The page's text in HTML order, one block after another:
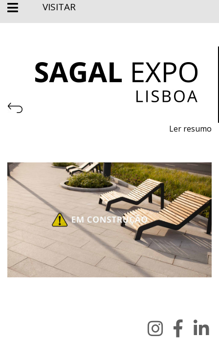
VISITAR
Ler resumo
De 5 a 7 abril de 2027 - FIL, Lisboa
segunda e terça: 9h às 18h
quarta: 9h às 16h